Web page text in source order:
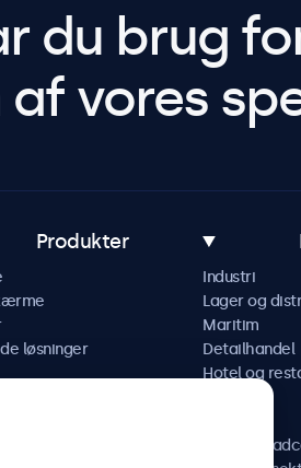
du brug
af vores
Produkter
løsninger
Industri
Lager og
Maritim
Detailhandel
Hotel og
AV og